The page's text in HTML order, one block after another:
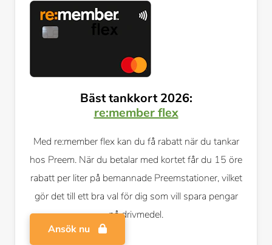
Bäst tankkort 2026:
re:member flex
Med re:member flex kan du få rabatt när du tankar
hos Preem. När du betalar med kortet får du 15 öre
rabatt per liter på bemannade Preemstationer, vilket
gör det till ett bra val för dig som vill spara pengar
på drivmedel.
Ansök nu